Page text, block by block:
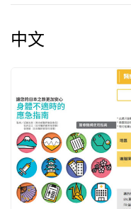
中文